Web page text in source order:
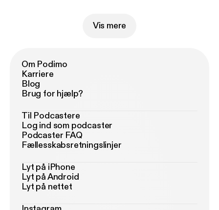
Vis mere
Om Podimo
Karriere
Blog
Brug for hjælp?
Til Podcastere
Log ind som podcaster
Podcaster FAQ
Fællesskabsretningslinjer
Lyt på iPhone
Lyt på Android
Lyt på nettet